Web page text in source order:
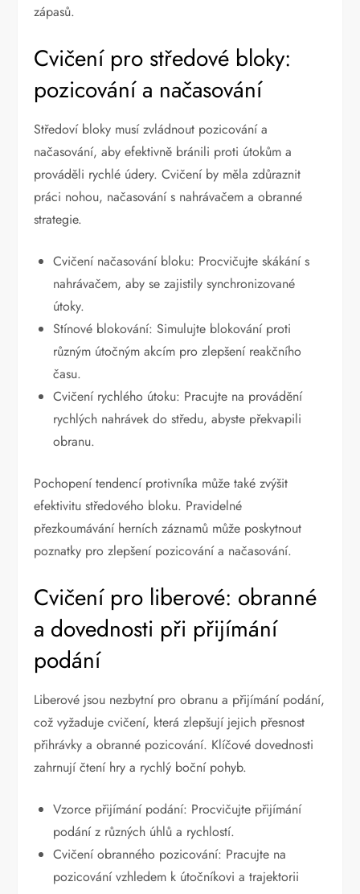
zápasů.
Cvičení pro středové bloky:
pozicování a načasování
Středoví bloky musí zvládnout pozicování a
načasování, aby efektivně bránili proti útokům a
prováděli rychlé údery. Cvičení by měla zdůraznit
práci nohou, načasování s nahrávačem a obranné
strategie.
Cvičení načasování bloku: Procvičujte skákání s
nahrávačem, aby se zajistily synchronizované
útoky.
Stínové blokování: Simulujte blokování proti
různým útočným akcím pro zlepšení reakčního
času.
Cvičení rychlého útoku: Pracujte na provádění
rychlých nahrávek do středu, abyste překvapili
obranu.
Pochopení tendencí protivníka může také zvýšit
efektivitu středového bloku. Pravidelné
přezkoumávání herních záznamů může poskytnout
poznatky pro zlepšení pozicování a načasování.
Cvičení pro liberové: obranné
a dovednosti při přijímání
podání
Liberové jsou nezbytní pro obranu a přijímání podání,
což vyžaduje cvičení, která zlepšují jejich přesnost
přihrávky a obranné pozicování. Klíčové dovednosti
zahrnují čtení hry a rychlý boční pohyb.
Vzorce přijímání podání: Procvičujte přijímání
podání z různých úhlů a rychlostí.
Cvičení obranného pozicování: Pracujte na
pozicování vzhledem k útočníkovi a trajektorii